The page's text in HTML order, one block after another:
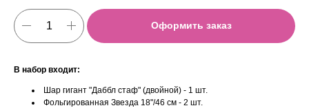
Оформить заказ
В набор входит:
Шар гигант "Даббл стаф" (двойной) - 1 шт.
Фольгированная Звезда 18"/46 см - 2 шт.